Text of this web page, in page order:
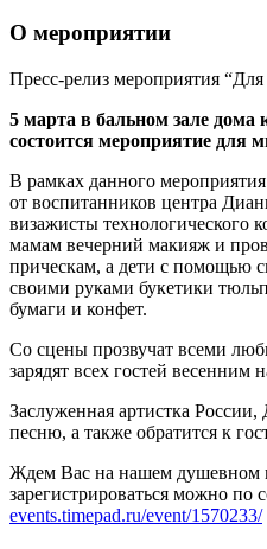
О мероприятии
Пресс-релиз мероприятия
5 марта в бальном зале дома
состоится мероприятие для
В рамках данного
от воспитанников центра
визажисты технологического
мамам вечерний макияж и
прическам, а дети с помощью
своими руками букетики
бумаги и конфет.
Со сцены прозвучат всеми
зарядят всех гостей весенним
Заслуженная артистка
песню, а также обратится к
Ждем Вас на нашем душевном
зарегистрироваться можно по
events.timepad.ru/event/1570233/